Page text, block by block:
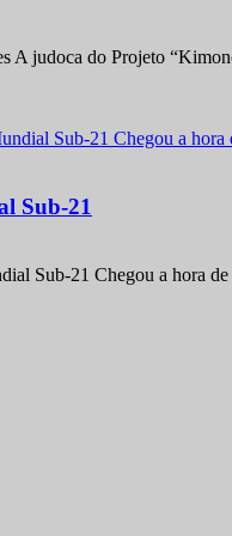
A judoca do Projeto
Sub-21
Sub-21 Chegou a hora